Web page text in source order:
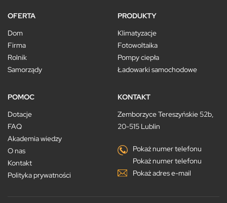
OFERTA
Dom
Firma
Rolnik
Samorządy
PRODUKTY
Klimatyzacje
Fotowoltaika
Pompy ciepła
Ładowarki samochodowe
POMOC
Dotacje
FAQ
Akademia wiedzy
O nas
Kontakt
Polityka prywatności
KONTAKT
Zemborzyce Tereszyńskie 52b,
20-515 Lublin
Pokaż numer telefonu
Pokaż numer telefonu
Pokaż adres e-mail